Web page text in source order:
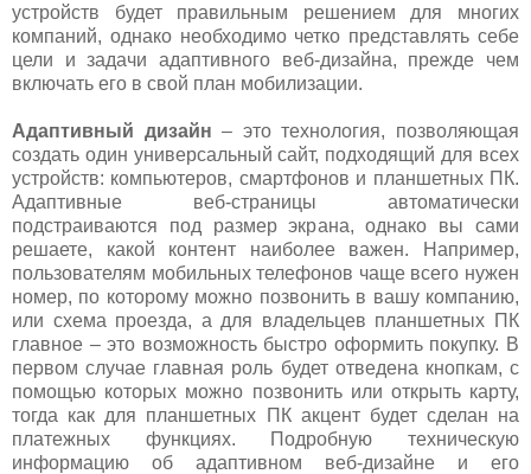
устройств будет правильным решением для многих
компаний, однако необходимо четко представлять себе
цели и задачи адаптивного веб-дизайна, прежде чем
включать его в свой план мобилизации.
Адаптивный дизайн – это технология, позволяющая
создать один универсальный сайт, подходящий для всех
устройств: компьютеров, смартфонов и планшетных ПК.
Адаптивные веб-страницы автоматически
подстраиваются под размер экрана, однако вы сами
решаете, какой контент наиболее важен. Например,
пользователям мобильных телефонов чаще всего нужен
номер, по которому можно позвонить в вашу компанию,
или схема проезда, а для владельцев планшетных ПК
главное – это возможность быстро оформить покупку. В
первом случае главная роль будет отведена кнопкам, с
помощью которых можно позвонить или открыть карту,
тогда как для планшетных ПК акцент будет сделан на
платежных функциях. Подробную техническую
информацию об адаптивном веб-дизайне и его